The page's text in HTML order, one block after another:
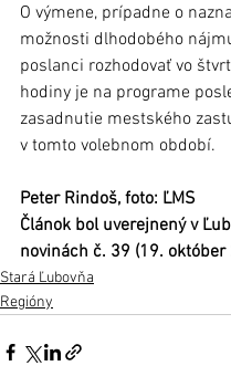
O výmene, prípadne o
možnosti dlhodobého
poslanci rozhodovať vo
hodiny je na programe
zasadnutie mestského
v tomto volebnom období.
Peter Rindoš, foto: ĽMS
Článok bol uverejnený v
novinách č. 39 (19. október
Stará Ľubovňa
Regióny